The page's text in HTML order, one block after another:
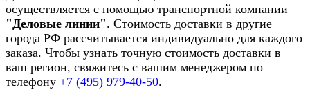
осуществляется с помощью транспортной компании
"Деловые линии". Стоимость доставки в другие
города РФ рассчитывается индивидуально для каждого
заказа. Чтобы узнать точную стоимость доставки в
ваш регион, свяжитесь с вашим менеджером по
телефону +7 (495) 979-40-50.